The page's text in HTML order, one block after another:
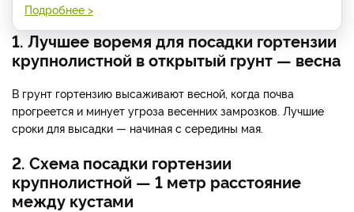
Подробнее >
1. Лучшее воремя для посадки гортензии
крупнолистной в открытый грунт — весна
В грунт гортензию высаживают весной, когда почва
прогреется и минует угроза весенних замрозков. Лучшие
сроки для высадки — начиная с середины мая.
2. Схема посадки гортензии
крупнолистной — 1 метр расстояние
между кустами